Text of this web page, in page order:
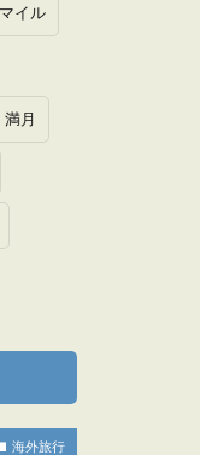
イル
満月
海外旅行